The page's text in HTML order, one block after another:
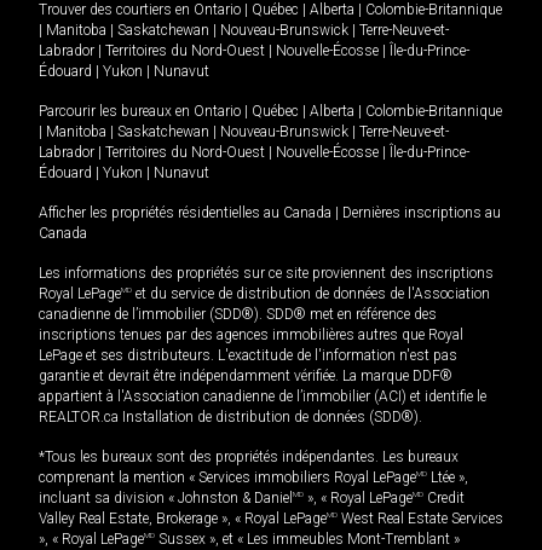
Trouver des courtiers en Ontario Québec Alberta
Colombie-Britannique
Manitoba Saskatchewan Nouveau-Brunswick
Terre-Neuve-et-
Labrador
Territoires du Nord-Ouest Nouvelle-Écosse
Île-du-Prince-
Édouard
Yukon Nunavut
Parcourir les bureaux en Ontario Québec Alberta
Colombie-Britannique
Manitoba Saskatchewan Nouveau-Brunswick
Terre-Neuve-et-
Labrador
Territoires du Nord-Ouest Nouvelle-Écosse
Île-du-Prince-
Édouard
Yukon Nunavut
Afficher les propriétés résidentielles au Canada
Dernières inscriptions au
Canada
Les informations des propriétés sur ce site proviennent des inscriptions
Royal LePageMD et du service de distribution de données de l'Association
canadienne de l’immobilier (SDD®). SDD® met en référence des
inscriptions tenues par des agences immobilières autres que Royal
LePage et ses distributeurs. L'exactitude de l'information n'est pas
garantie et devrait être indépendamment vérifiée. La marque DDF®
appartient à l'Association canadienne de l’immobilier (ACI) et identifie le
REALTOR.ca Installation de distribution de données (SDD®).
*Tous les bureaux sont des propriétés indépendantes. Les bureaux
comprenant la mention « Services immobiliers Royal LePageMD Ltée »,
incluant sa division « Johnston & Daniel MD », « Royal LePageMD Credit
Valley Real Estate, Brokerage », « Royal LePageMD West Real Estate Services
», « Royal LePageMD Sussex », et « Les immeubles Mont-Tremblant »